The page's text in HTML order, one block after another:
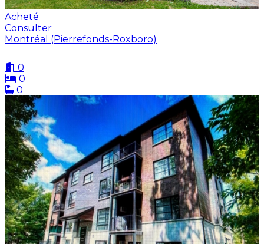
Acheté
Consulter
Montréal (Pierrefonds-Roxboro)
0
0
0